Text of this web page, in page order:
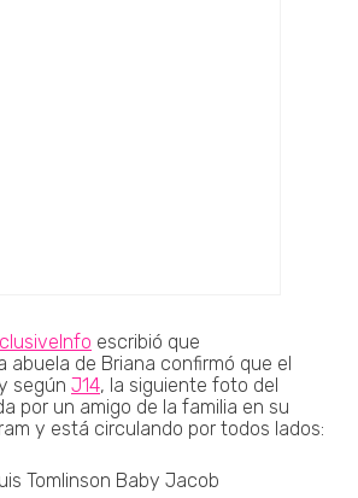
escribió que
abuela de Briana confirmó que el
según J14, la siguiente foto del
por un amigo de la familia en su
y está circulando por todos lados: